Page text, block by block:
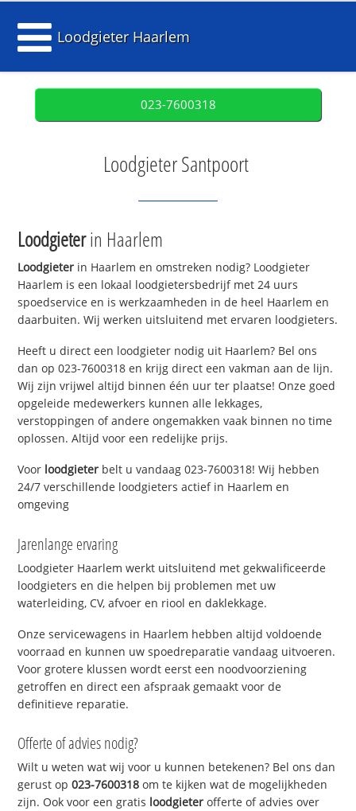
Loodgieter Haarlem
023-7600318
Loodgieter Santpoort
Loodgieterin Haarlem
Loodgieter in Haarlem en omstreken nodig? Loodgieter
Haarlem is een lokaal loodgietersbedrijf met 24 uurs
spoedservice en is werkzaamheden in de heel Haarlem en
daarbuiten. Wij werken uitsluitend met ervaren loodgieters.
Heeft u direct een loodgieter nodig uit Haarlem? Bel ons
dan op 023-7600318 en krijg direct een vakman aan de lijn.
Wij zijn vrijwel altijd binnen één uur ter plaatse! Onze goed
opgeleide medewerkers kunnen alle lekkages,
verstoppingen of andere ongemakken vaak binnen no time
oplossen. Altijd voor een redelijke prijs.
Voor loodgieter belt u vandaag 023-7600318! Wij hebben
24/7 verschillende loodgieters actief in Haarlem en
omgeving
Jarenlange ervaring
Loodgieter Haarlem werkt uitsluitend met gekwalificeerde
loodgieters en die helpen bij problemen met uw
waterleiding, CV, afvoer en riool en daklekkage.
Onze servicewagens in Haarlem hebben altijd voldoende
voorraad en kunnen uw spoedreparatie vandaag uitvoeren.
Voor grotere klussen wordt eerst een noodvoorziening
getroffen en direct een afspraak gemaakt voor de
definitieve reparatie.
Offerte of advies nodig?
Wilt u weten wat wij voor u kunnen betekenen? Bel ons dan
gerust op023-7600318 om te kijken wat de mogelijkheden
zijn. Ook voor een gratis loodgieter offerte of advies over